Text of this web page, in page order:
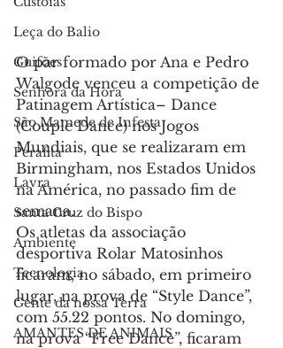
Leça do Balio
Guifões
Senhora da Hora
São Mamede de Infesta
Perafita
Lavra
Santa Cruz do Bispo
Ambiente
Tecnologia
Gente da nossa Terra
AMANTES DE ANIMAIS
O par formado por Ana e Pedro
Walgode venceu a competição de
Patinagem Artística– Dance
(Couple Dance) nos Jogos
Mundiais, que se realizaram em
Birmingham, nos Estados Unidos
na América, no passado fim de
semana.
Os atletas da associação
desportiva Rolar Matosinhos
ficaram, no sábado, em primeiro
lugar, na prova de “Style Dance”,
com 55.22 pontos. No domingo,
na prova “Free Dance”, ficaram